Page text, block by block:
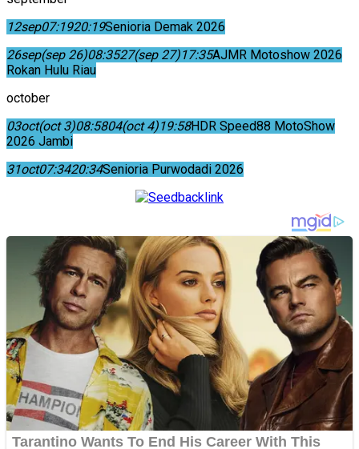
12sep07:1920:19Senioria Demak 2026
26sep(sep 26)08:3527(sep 27)17:35AJMR Motoshow 2026
Rokan Hulu Riau
october
03oct(oct 3)08:5804(oct 4)19:58HDR Speed88 MotoShow
2026 Jambi
31oct07:3420:34Senioria Purwodadi 2026